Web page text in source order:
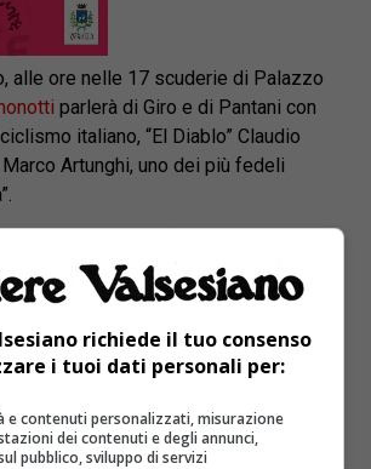
alle ore nelle 17 scuderie di Palazzo
parlerà di Giro e di Pantani con
italiano, “El Diablo” Claudio
Artunghi, uno dei più fedeli
"EL DIABLO"
“E TU
MATTEO GHITTI
PALAZZO D’ADDA
PIRATA
richiede il tuo consenso
i tuoi dati personali per:
e contenuti personalizzati, misurazione
dei contenuti e degli annunci,
pubblico, sviluppo di servizi